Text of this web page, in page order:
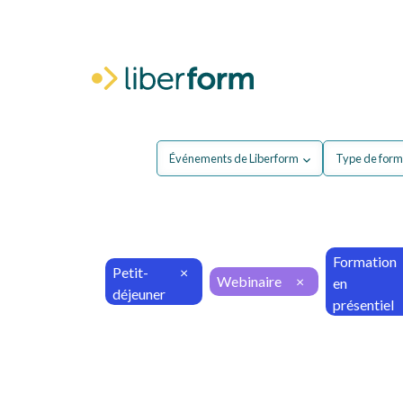
Événements de Liberform Type de
Petit-
déjeuner
×
Webinaire ×
Formation
en
présentiel